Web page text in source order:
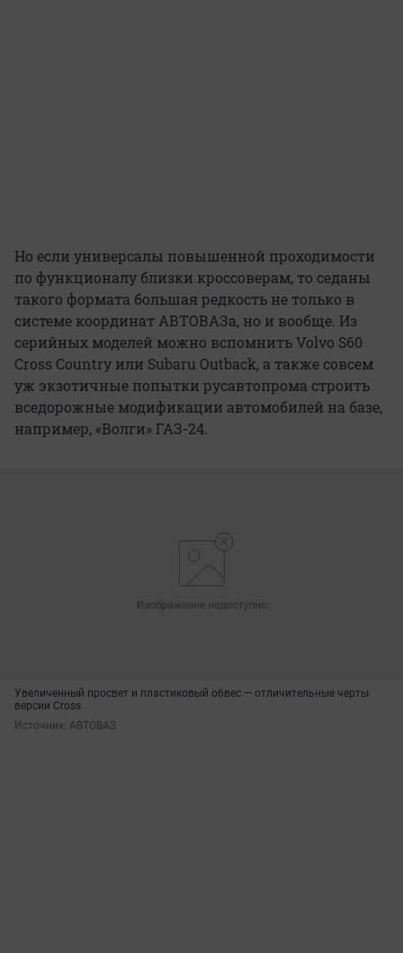
Но если универсалы повышенной проходимости
по функционалу близки кроссоверам, то седаны
такого формата большая редкость не только в
системе координат АВТОВАЗа, но и вообще. Из
серийных моделей можно вспомнить Volvo S60
Cross Country или Subaru Outback, а также совсем
уж экзотичные попытки русавтопрома строить
вседорожные модификации автомобилей на базе,
например, «Волги» ГАЗ-24.
Увеличенный просвет и пластиковый обвес — отличительные черты
версии Cross
Источник: АВТОВАЗ